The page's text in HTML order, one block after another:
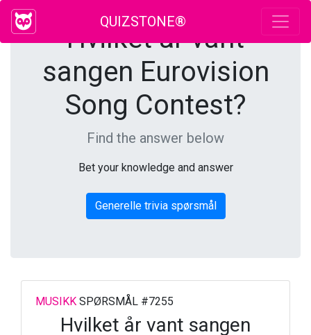
QUIZSTONE®
Hvilket år vant
sangen Eurovision
Song Contest?
Find the answer below
Bet your knowledge and answer
Generelle trivia spørsmål
MUSIKK SPØRSMÅL #7255
Hvilket år vant sangen